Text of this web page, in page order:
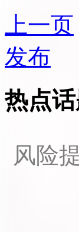
上一页
发布
热点
风险